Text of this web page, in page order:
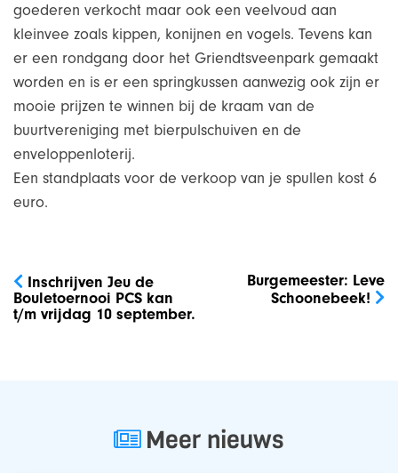
goederen verkocht maar ook een veelvoud aan
kleinvee zoals kippen, konijnen en vogels. Tevens kan
er een rondgang door het Griendtsveenpark gemaakt
worden en is er een springkussen aanwezig ook zijn er
mooie prijzen te winnen bij de kraam van de
buurtvereniging met bierpulschuiven en de
enveloppenloterij.
Een standplaats voor de verkoop van je spullen kost 6
euro.
navigatie
Inschrijven Jeu de
Bouletoernooi PCS kan
t/m vrijdag 10 september.
Burgemeester: Leve
Schoonebeek!
Meer nieuws